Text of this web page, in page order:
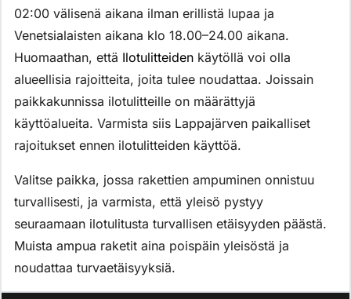
02:00 välisenä aikana ilman erillistä lupaa ja
Venetsialaisten aikana klo 18.00–24.00 aikana.
Huomaathan, että Ilotulitteiden käytöllä voi olla
alueellisia rajoitteita, joita tulee noudattaa. Joissain
paikkakunnissa ilotulitteille on määrättyjä
käyttöalueita. Varmista siis Lappajärven paikalliset
rajoitukset ennen ilotulitteiden käyttöä.
Valitse paikka, jossa rakettien ampuminen onnistuu
turvallisesti, ja varmista, että yleisö pystyy
seuraamaan ilotulitusta turvallisen etäisyyden päästä.
Muista ampua raketit aina poispäin yleisöstä ja
noudattaa turvaetäisyyksiä.